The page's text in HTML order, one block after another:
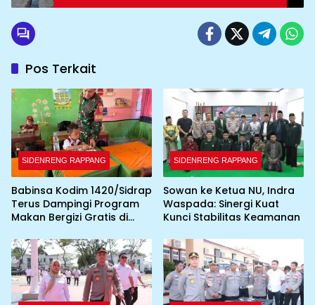
Sehat
Pos Terkait
SIDENRENG RAPPANG
Babinsa Kodim 1420/Sidrap
Terus Dampingi Program
Makan Bergizi Gratis di
SIDENRENG RAPPANG
Sowan ke Ketua NU, Indra
Waspada: Sinergi Kuat
Kunci Stabilitas Keamanan